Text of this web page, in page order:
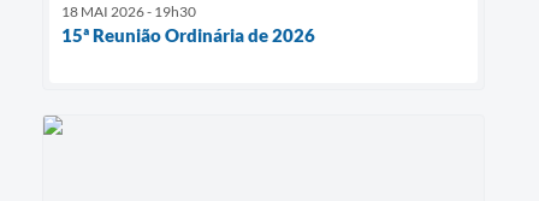
18 MAI 2026 - 19h30
15ª Reunião Ordinária de 2026